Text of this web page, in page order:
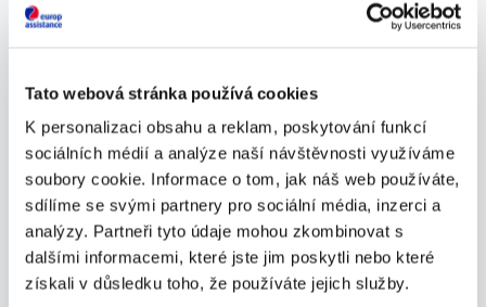
Tato webová stránka používá cookies
K personalizaci obsahu a reklam, poskytování funkcí
sociálních médií a analýze naší návštěvnosti využíváme
soubory cookie. Informace o tom, jak náš web používáte,
sdílíme se svými partnery pro sociální média, inzerci a
analýzy. Partneři tyto údaje mohou zkombinovat s
dalšími informacemi, které jste jim poskytli nebo které
získali v důsledku toho, že používáte jejich služby.
conversion rate
between the user
and the
advertisement
banners on the
website - This serves
to optimise the
relevance of the